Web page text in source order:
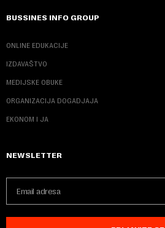
BUSSINES INFO GROUP
ONLINE EDUKACIJE
IZDAVAŠTVO
MEDIJSKE OBUKE
ORGANIZACIJA DOGADJAJA
EKONOM I JA
NEWSLETTER